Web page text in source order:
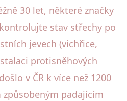
30 let, některé značky
stav střechy po
jevech (vichřice,
protisněhových
v ČR k více než 1200
padajícím